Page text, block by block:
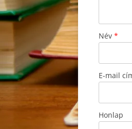
Név *
E-mail
Honlap